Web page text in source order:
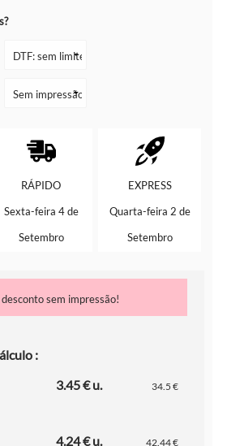
RÁPIDO
Sexta-feira 4 de
Setembro
EXPRESS
Quarta-feira 2 de
Setembro
sem impressão!
:
3.45 € u. 34.5 €
4.24 € u. 42.44 €